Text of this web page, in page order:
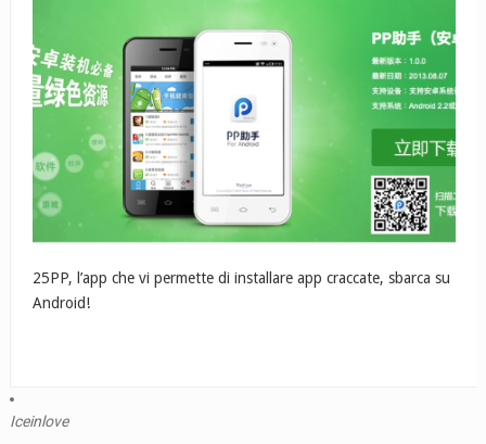
25PP, l’app che vi permette di installare app craccate, sbarca su
Android!
Iceinlove